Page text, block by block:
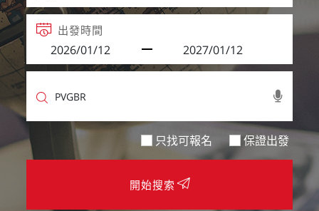
出發時間
只找可報名 保證出發
開始搜索